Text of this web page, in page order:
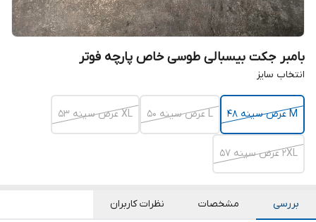
بامبر جکت بیسبالی طوسی خاص پارچه فوتر
انتخاب سایز
M عرض سینه ۴۸ L عرض سینه ۵۰ XL عرض سینه ۵۳
2XL عرض سینه ۵۷
بررسی مشخصات نظرات کاربران